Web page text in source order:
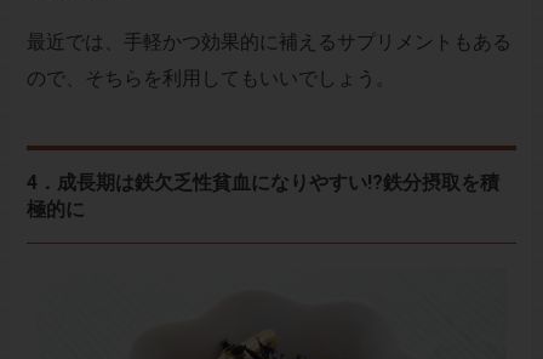
最近では、手軽かつ効果的に補えるサプリメントもある
ので、そちらを利用してもいいでしょう。
4．成長期は鉄欠乏性貧血になりやすい!?鉄分摂取を積
極的に